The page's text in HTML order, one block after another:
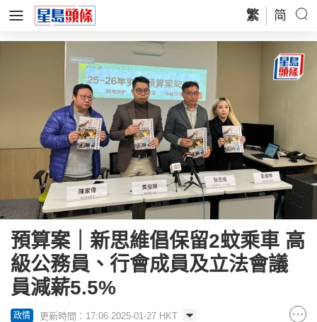
繁 简
預算案｜新思維倡保留2蚊乘車 高
級公務員、行會成員及立法會議
員減薪5.5%
政情 更新時間：17:06 2025-01-27 HKT